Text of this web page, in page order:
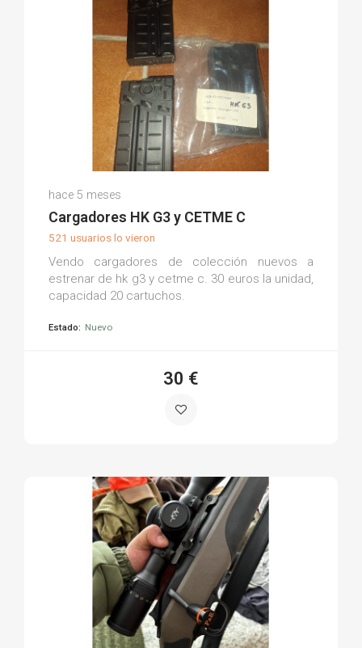
(0)
hace 5 meses
Cargadores HK G3 y CETME C
521 usuarios lo vieron
Vendo cargadores de colección nuevos a
estrenar de hk g3 y cetme c. 30 euros la unidad,
capacidad 20 cartuchos.
Estado: Nuevo
30 €